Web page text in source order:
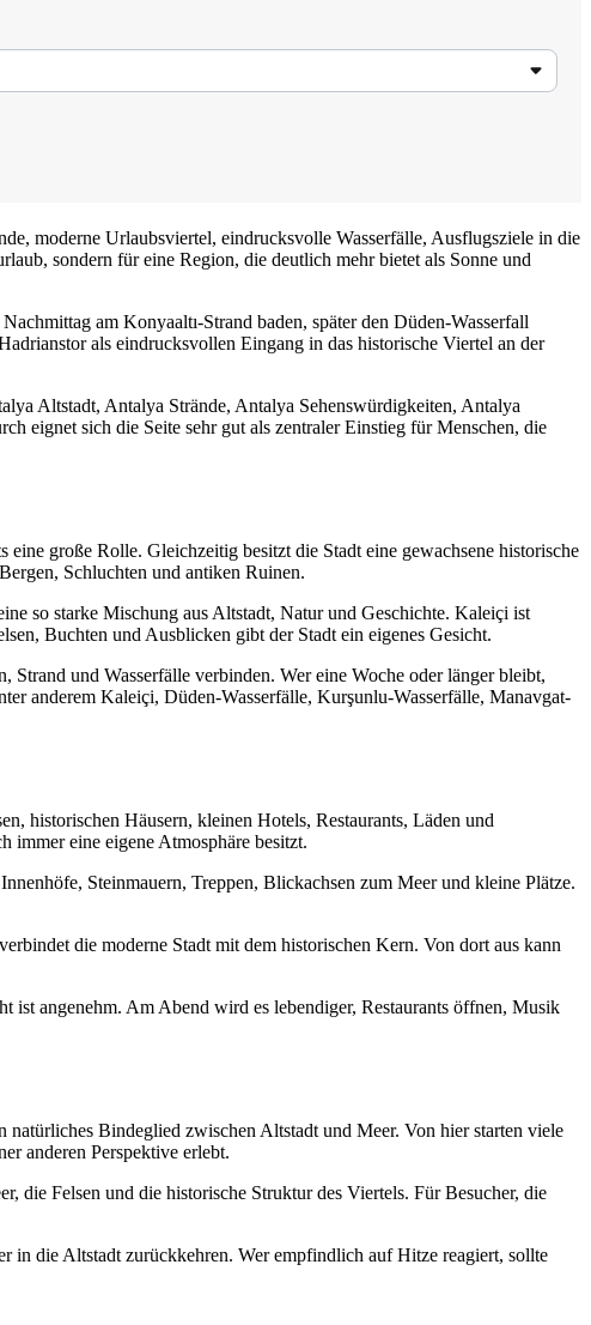
moderne Urlaubsviertel, eindrucksvolle Wasserfälle, Ausflugsziele in die
sondern für eine Region, die deutlich mehr bietet als Sonne und
am Konyaaltı-Strand baden, später den Düden-Wasserfall
als eindrucksvollen Eingang in das historische Viertel an der
Altstadt, Antalya Strände, Antalya Sehenswürdigkeiten, Antalya
eignet sich die Seite sehr gut als zentraler Einstieg für Menschen, die
große Rolle. Gleichzeitig besitzt die Stadt eine gewachsene historische
Schluchten und antiken Ruinen.
so starke Mischung aus Altstadt, Natur und Geschichte. Kaleiçi ist
Buchten und Ausblicken gibt der Stadt ein eigenes Gesicht.
und Wasserfälle verbinden. Wer eine Woche oder länger bleibt,
anderem Kaleiçi, Düden-Wasserfälle, Kurşunlu-Wasserfälle, Manavgat-
historischen Häusern, kleinen Hotels, Restaurants, Läden und
immer eine eigene Atmosphäre besitzt.
Steinmauern, Treppen, Blickachsen zum Meer und kleine Plätze.
die moderne Stadt mit dem historischen Kern. Von dort aus kann
ist angenehm. Am Abend wird es lebendiger, Restaurants öffnen, Musik
Bindeglied zwischen Altstadt und Meer. Von hier starten viele
anderen Perspektive erlebt.
die Felsen und die historische Struktur des Viertels. Für Besucher, die
in die Altstadt zurückkehren. Wer empfindlich auf Hitze reagiert, sollte